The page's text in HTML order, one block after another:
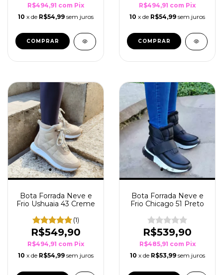
R$494,91 com Pix
10 x de R$54,99 sem juros
COMPRAR
R$494,91 com Pix
10 x de R$54,99 sem juros
COMPRAR
Bota Forrada Neve e
Frio Ushuaia 43 Creme
(1)
R$549,90
R$494,91 com Pix
10 x de R$54,99 sem juros
Bota Forrada Neve e
Frio Chicago 51 Preto
R$539,90
R$485,91 com Pix
10 x de R$53,99 sem juros